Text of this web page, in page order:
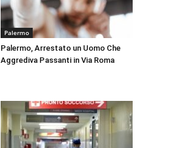
Palermo
Palermo, Arrestato un Uomo Che
Aggrediva Passanti in Via Roma